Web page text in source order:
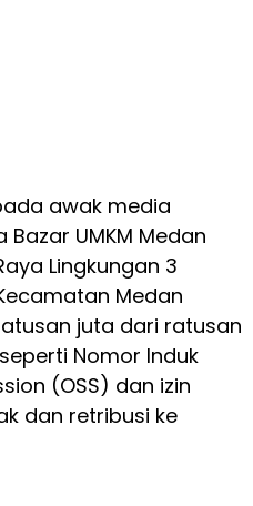
awak media
UMKM Medan
Lingkungan 3
Medan
juta dari ratusan
Nomor Induk
(OSS) dan izin
dan retribusi ke